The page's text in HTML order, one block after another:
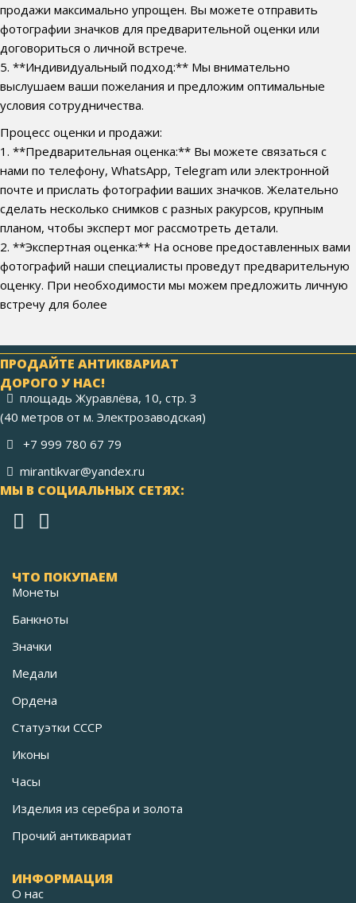
продажи максимально упрощен. Вы можете отправить
фотографии значков для предварительной оценки или
договориться о личной встрече.
5. **Индивидуальный подход:** Мы внимательно
выслушаем ваши пожелания и предложим оптимальные
условия сотрудничества.
Процесс оценки и продажи:
1. **Предварительная оценка:** Вы можете связаться с
нами по телефону, WhatsApp, Telegram или электронной
почте и прислать фотографии ваших значков. Желательно
сделать несколько снимков с разных ракурсов, крупным
планом, чтобы эксперт мог рассмотреть детали.
2. **Экспертная оценка:** На основе предоставленных вами
фотографий наши специалисты проведут предварительную
оценку. При необходимости мы можем предложить личную
встречу для более
ПРОДАЙТЕ АНТИКВАРИАТ
ДОРОГО У НАС!
площадь Журавлёва, 10, стр. 3
(40 метров от м. Электрозаводская)
+7 999 780 67 79
mirantikvar@yandex.ru
МЫ В СОЦИАЛЬНЫХ СЕТЯХ:
ЧТО ПОКУПАЕМ
Монеты
Банкноты
Значки
Медали
Ордена
Статуэтки СССР
Иконы
Часы
Изделия из серебра и золота
Прочий антиквариат
ИНФОРМАЦИЯ
О нас